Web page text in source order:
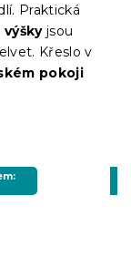
Praktická
jsou
Křeslo v
pokoji